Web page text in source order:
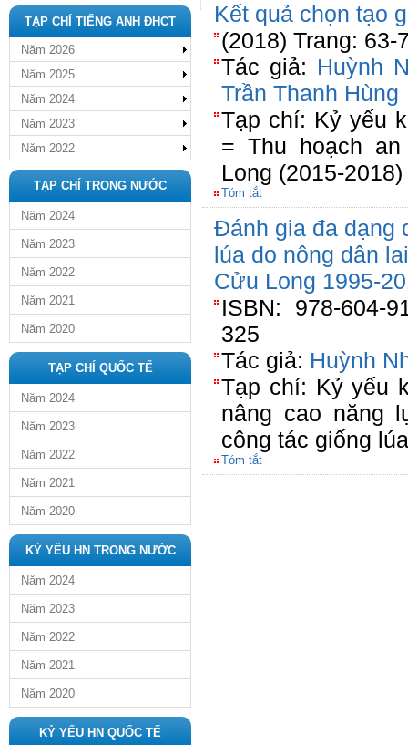
TẠP CHÍ TIẾNG ANH ĐHCT
Năm 2026
Năm 2025
Năm 2024
Năm 2023
Năm 2022
TẠP CHÍ TRONG NƯỚC
Năm 2024
Năm 2023
Năm 2022
Năm 2021
Năm 2020
TẠP CHÍ QUỐC TẾ
Năm 2024
Năm 2023
Năm 2022
Năm 2021
Năm 2020
KỶ YẾU HN TRONG NƯỚC
Năm 2024
Năm 2023
Năm 2022
Năm 2021
Năm 2020
KỶ YẾU HN QUỐC TẾ
Kết quả chọn tạo
(2018) Trang: 63-
Tác giả: Huỳnh
Trần Thanh Hùng
Tạp chí: Kỷ yếu
= Thu hoạch
Long (2015-2018)
Tóm tắt
Đánh gia đa dạng
lúa do nông dân
Cửu Long 1995-
ISBN: 978-604-
325
Tác giả: Huỳnh
Tạp chí: Kỷ yếu
nâng cao năng
công tác giống
Tóm tắt